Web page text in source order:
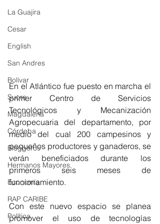
La Guajira
Cesar
English
San Andres
Bolívar
Sucre
Magdalena
Córdoba
Bloggeros
Hermanos Mayores
Economía
RAP CARIBE
Política
En el Atlántico fue puesto en marcha el
primer Centro de Servicios
Tecnológicos y Mecanización
Agropecuaria del departamento, por
medio del cual 200 campesinos y
pequeños productores y ganaderos, se
verán beneficiados durante los
primeros seis meses de
funcionamiento.
Con este nuevo espacio se planea
promover el uso de tecnologías